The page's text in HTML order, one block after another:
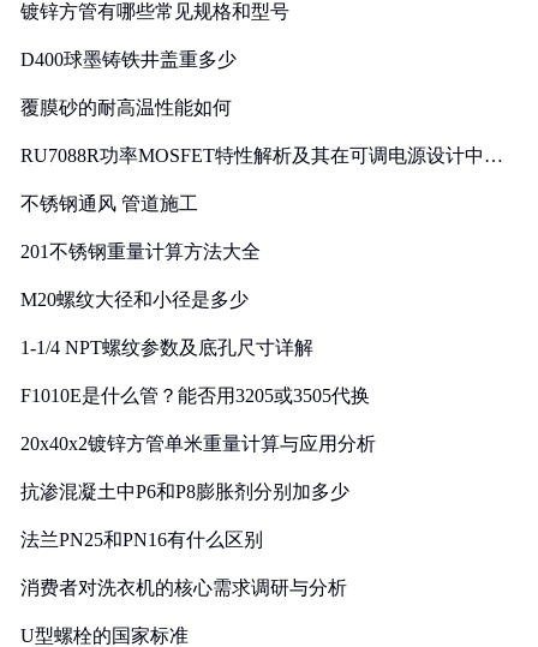
镀锌方管有哪些常见规格和型号
D400球墨铸铁井盖重多少
覆膜砂的耐高温性能如何
RU7088R功率MOSFET特性解析及其在可调电源设计中的
不锈钢通风 管道施工
201不锈钢重量计算方法大全
M20螺纹大径和小径是多少
1-1/4 NPT螺纹参数及底孔尺寸详解
F1010E是什么管？能否用3205或3505代换
20x40x2镀锌方管单米重量计算与应用分析
抗渗混凝土中P6和P8膨胀剂分别加多少
法兰PN25和PN16有什么区别
消费者对洗衣机的核心需求调研与分析
U型螺栓的国家标准